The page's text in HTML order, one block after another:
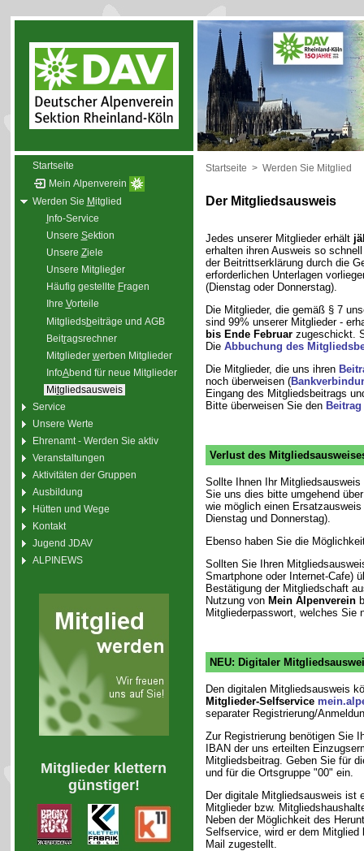
Startseite
Mein Alpenverein
Werden Sie Mitglied
nfo-Service
Unsere Sektion
Unsere Ziele
Unsere Mitglieder
Häufig gestellte Fragen
Ihre Vorteile
Mitgliedsbeiträge und AGB
Beitragsrechner
Mitglieder werben Mitglieder
InfoAbend für neue Mitglieder
Mitgliedsausweis
Service
Unsere Werte
Ehrenamt - Werden Sie aktiv
Veranstaltungen
Aktivitäten der Gruppen
Ausbildung
Hütten und Wege
Kontakt
Jugend JDAV
ALPINEWS
Mitglieder klettern
günstiger!
Startseite > Werden Sie Mitglied
Der Mitgliedsausweis
Jedes unserer Mitglieder erhält
erhalten ihren Ausweis so
der Beitrittserklärung durch die
erforderlichen Unterlagen
(Dienstag oder Donnerstag).
Die Mitglieder, die gemäß § 7
sind 99% unserer Mitglieder -
bis Ende Februarzugeschickt.
Die Abbuchung des
Die Mitglieder, die uns ihren
noch überweisen (
Eingang des Mitgliedsbeitrags
Bitte überweisen Sie den Beitrag
Verlust des
Sollte Ihnen Ihr
Sie uns dies bitte umgehend
wie möglich einen
Dienstag und Donnerstag).
Ebenso haben Sie die
Sollten Sie Ihren
Smartphone oder Internet-Cafe)
Bestätigung der Mitgliedschaft
Nutzung von Mein Alpenverein
Mitgliederpasswort, welches Sie
NEU: Digitaler
Den digitalen Mitgliedsausweis
Mitglieder-Selfservice
separater Registrierung/
Zur Registrierung benötigen Sie
IBAN der uns erteilten
Mitgliedsbeitrag. Geben Sie für
und für die Ortsgruppe "00" ein.
Der digitale Mitgliedsausweis ist
Mitglieder bzw.
Neben der Möglichkeit des
Selfservice, wird er dem Mitglied
Mail zugestellt.